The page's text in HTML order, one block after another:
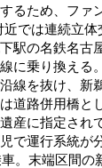
るため、ファ
では連続立
駅の名鉄名古
に乗り換える
線を抜け、新
道路併用橋と
産に指定され
で運行系統が
。末端区間の